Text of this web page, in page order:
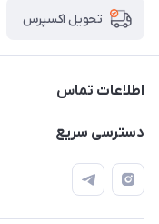
تحویل اکسپرس
اطلاعات تماس
09120992668
info@jadookb.com
حضوری، با هماهنگی)
دسترسی سریع
حساب کاربری
اصطلاحات و مفاهیم مرتبط